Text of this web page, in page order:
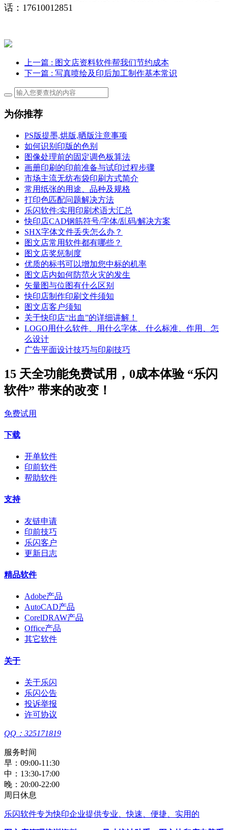
话：17610012851
上一篇 : 图文店资料软件帮我们节约成本
下一篇 : 写真喷绘及印后加工制作基本常识
为你推荐
PS版提墨,烘版,晒版注意事项
如何识别印版的色别
图像处理前的固定调色板算法
画册印刷的印前准备与试印过程步骤
市场主流无纺布袋印刷方式简介
常用纸张的用途、品种及规格
打印色匹配问题解决方法
乐闪软件:实用印刷术语大汇总
快印店CAD钢筋符号/字体/乱码/解决方案
SHX字体文件丢失怎么办？
图文店常用软件都有哪些？
图文店奖惩制度
优质的标书可以增加您中标的机率
图文店内如何防范火灾的发生
矢量图与位图有什么区别
快印店制作印刷文件须知
图文店客户须知
关于快印店“出血”的详细讲解！
LOGO用什么软件、用什么字体、什么标准、作用、怎
么设计
广告平面设计技巧与印刷技巧
15 天全功能免费试用，0成本体验 “乐闪
软件” 带来的改变！
免费试用
下载
开单软件
印前软件
帮助软件
支持
友链申请
印前技巧
乐闪客户
更新日志
精品软件
Adobe产品
AutoCAD产品
CorelDRAW产品
Office产品
其它软件
关于
关于乐闪
乐闪公告
投诉举报
许可协议
QQ：325171819
服务时间
早：09:00-11:30
中：13:30-17:00
晚：20:00-22:00
周日休息
乐闪软件专为快印企业提供专业、快速、便捷、实用的